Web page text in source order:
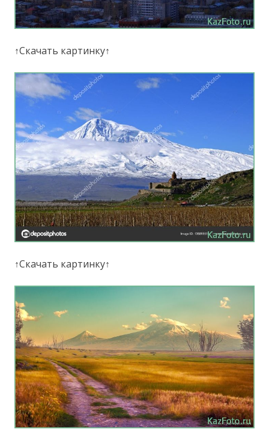
↑Скачать картинку↑
↑Скачать картинку↑